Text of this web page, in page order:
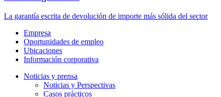
La garantía escrita de devolución de importe más sólida del sector
Empresa
Oportunidades de empleo
Ubicaciones
Información corporativa
Noticias y prensa
Noticias y Perspectivas
Casos prácticos